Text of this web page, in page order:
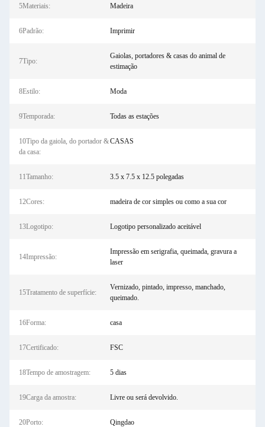
5Materiais: Madeira
6Padrão: Imprimir
7Tipo:
Gaiolas, portadores & casas do animal de
estimação
8Estilo: Moda
9Temporada: Todas as estações
10Tipo da gaiola, do portador &
da casa:
CASAS
11Tamanho: 3.5 x 7.5 x 12.5 polegadas
12Cores: madeira de cor simples ou como a sua cor
13Logotipo: Logotipo personalizado aceitável
14Impressão:
Impressão em serigrafia, queimada, gravura a
laser
15Tratamento de superfície:
Vernizado, pintado, impresso, manchado,
queimado.
16Forma: casa
17Certificado: FSC
18Tempo de amostragem: 5 dias
19Carga da amostra: Livre ou será devolvido.
20Porto: Qingdao